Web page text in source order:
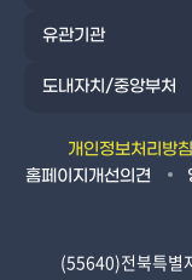
유관기관
도내자치/중앙부처
개인정보처리방침
홈페이지개선의견
(55640)전북특별